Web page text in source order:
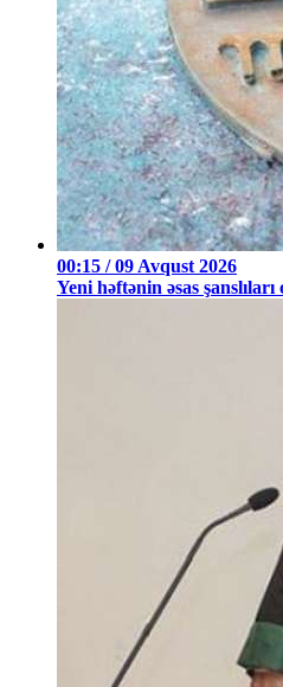
00:15 / 09 Avqust 2026
Yeni həftənin əsas şanslıları